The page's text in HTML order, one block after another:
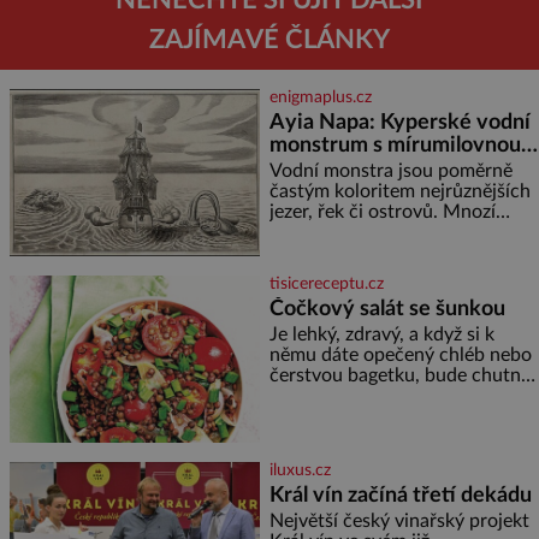
ZAJÍMAVÉ ČLÁNKY
enigmaplus.cz
Ayia Napa: Kyperské vodní
monstrum s mírumilovnou
povahou
Vodní monstra jsou poměrně
častým koloritem nejrůznějších
jezer, řek či ostrovů. Mnozí
přitáhnout k němu pozornost
záhadám nakloněných turi
tisicereceptu.cz
Čočkový salát se šunkou
Je lehký, zdravý, a když si k
němu dáte opečený chléb nebo
čerstvou bagetku, bude chutnat
iluxus.cz
Král vín začíná třetí dekádu
Největší český vinařský projekt